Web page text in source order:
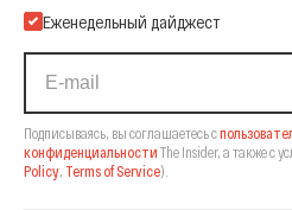
Еженедельный дайджест
Подписываясь, вы соглашаетесь с
конфиденциальности The Insider, а также с
Policy, Terms of Service).